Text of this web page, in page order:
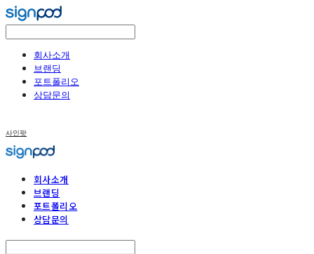
회사소개
브랜딩
포트폴리오
상담문의
사인팟
회사소개
브랜딩
포트폴리오
상담문의